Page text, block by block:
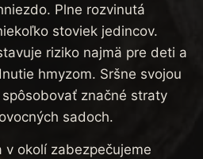
Plne rozvinutá
stoviek jedincov.
riziko najmä pre deti a
hmyzom. Sršne svojou
značné straty
sadoch.
v okolí zabezpečujeme